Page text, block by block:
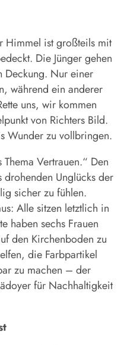
Himmel ist großteils mit
Die Jünger gehen
Deckung. Nur einer
während ein anderer
uns, wir kommen
von Richters Bild.
Wunder zu vollbringen.
Vertrauen.“ Den
drohenden Unglücks der
sicher zu fühlen.
Alle sitzen letztlich in
haben sechs Frauen
den Kirchenboden zu
die Farbpartikel
zu machen – der
für Nachhaltigkeit